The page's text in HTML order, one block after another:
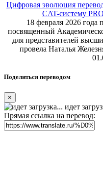
Цифровая эволюция
CAT-систему
18 февраля 2026 года
посвященный
для представителей
провела Наталья
Поделиться переводом
×
идет
Прямая ссылка на перевод: